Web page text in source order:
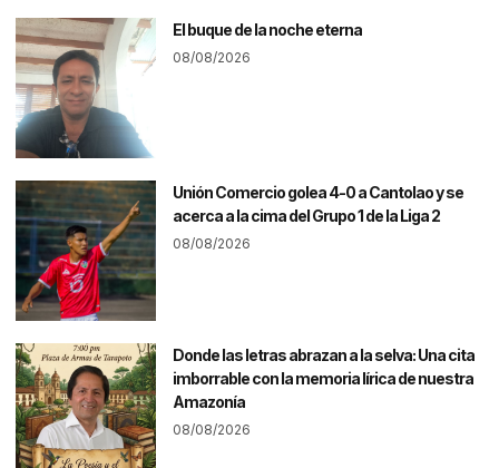
El buque de la noche eterna
08/08/2026
Unión Comercio golea 4-0 a Cantolao y se
acerca a la cima del Grupo 1 de la Liga 2
08/08/2026
Donde las letras abrazan a la selva: Una cita
imborrable con la memoria lírica de nuestra
Amazonía
08/08/2026